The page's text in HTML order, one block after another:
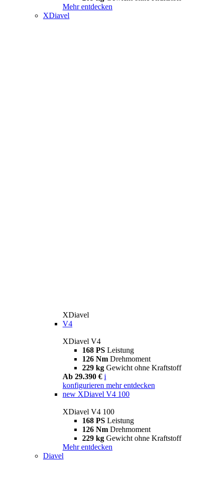
Mehr entdecken
XDiavel
XDiavel
V4
XDiavel V4
168 PS Leistung
126 Nm Drehmoment
229 kg Gewicht ohne Kraftstoff
Ab 29.390 € i
konfigurieren mehr entdecken
new XDiavel V4 100
XDiavel V4 100
168 PS Leistung
126 Nm Drehmoment
229 kg Gewicht ohne Kraftstoff
Mehr entdecken
Diavel